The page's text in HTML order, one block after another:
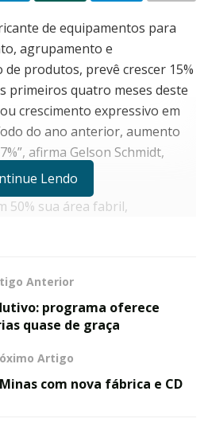
de equipamentos para
agrupamento e
de produtos, prevê crescer 15%
primeiros quatro meses deste
crescimento expressivo em
do ano anterior, aumento
afirma Gelson Schmidt,
50% sua área fabril,
de alimentos e bebidas é o
empresa, seguido de agro,
animal, tanto no mercado
informa Schmidt.
destaque para as vendas aos
Lendo
Anterior
programa oferece
quase de graça
Artigo
com nova fábrica e CD